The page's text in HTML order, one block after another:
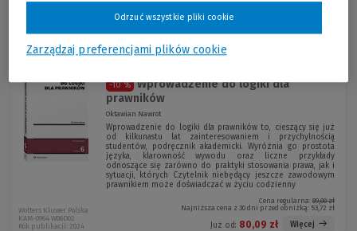
Cena regularna:85,00 zł
-10 % Wprowadzenie do logiki dla
prawników
Oktawian Nawrot
Wprowadzenie do logiki dla prawników to, cieszący się już
od kilkunastu lat zainteresowaniem i przychylnością
studentów, podręcznik akademicki. Wyróżnia go prostota
języka, klarowność wywodu oraz liczne przykłady
odnoszące się zarówno do praktyki stosowania prawa, jak i
sytuacji, których Czytelnik niebędący jeszcze zawodowym
prawnikiem może doświadczać w życiu codzienny
Cena regularna: 89,00 zł
Najniższa cena z 30 dni przed obniżką: 53,72 zł
Już od: 80,09 zł Więcej
Wolters Kluwer Polska
KAM-0964 W06D02
Rok publikacji: 2024
Zarządzaj preferencjami plików cookie
Odrzuć wszystkie pliki cookie